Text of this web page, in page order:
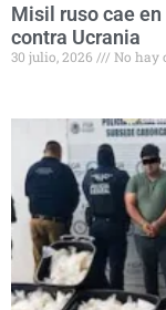
Misil ruso cae
contra Ucrania
30 julio, 2026 No hay